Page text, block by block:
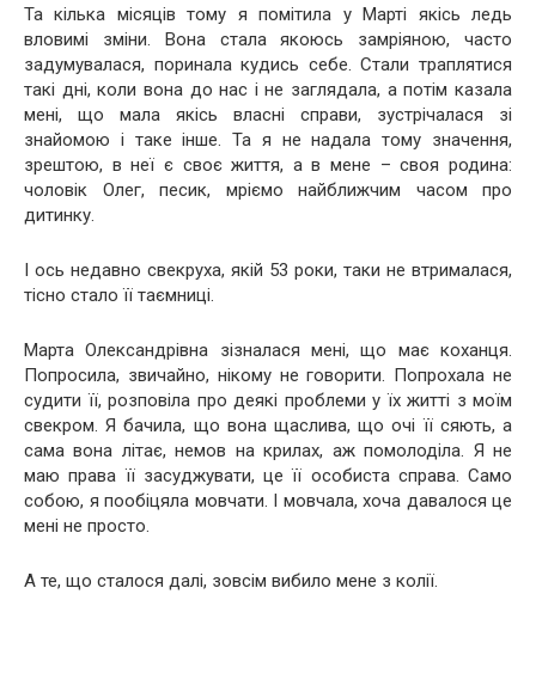
Та кілька місяців тому я помітила у Марті якісь ледь
вловимі зміни. Вона стала якоюсь замріяною, часто
задумувалася, поринала кудись себе. Стали траплятися
такі дні, коли вона до нас і не заглядала, а потім казала
мені, що мала якісь власні справи, зустрічалася зі
знайомою і таке інше. Та я не надала тому значення,
зрештою, в неї є своє життя, а в мене – своя родина:
чоловік Олег, песик, мріємо найближчим часом про
дитинку.
І ось недавно свекруха, якій 53 роки, таки не втрималася,
тісно стало її таємниці.
Марта Олександрівна зізналася мені, що має коханця.
Попросила, звичайно, нікому не говорити. Попрохала не
судити її, розповіла про деякі проблеми у їх житті з моїм
свекром. Я бачила, що вона щаслива, що очі її сяють, а
сама вона літає, немов на крилах, аж помолоділа. Я не
маю права її засуджувати, це її особиста справа. Само
собою, я пообіцяла мовчати. І мовчала, хоча давалося це
мені не просто.
А те, що сталося далі, зовсім вибило мене з колії.